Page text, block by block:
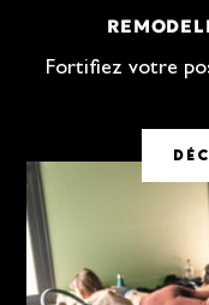
Fortifiez votre